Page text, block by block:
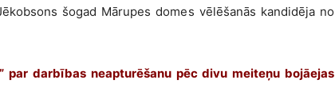
šogad Mārupes domes vēlēšanās kandidēja no
par darbības neapturēšanu pēc divu meiteņu bojāejas